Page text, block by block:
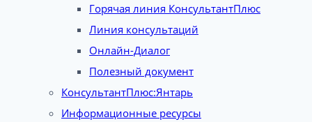
Горячая линия КонсультантПлюс
Линия консультаций
Онлайн-Диалог
Полезный документ
КонсультантПлюс:Янтарь
Информационные ресурсы